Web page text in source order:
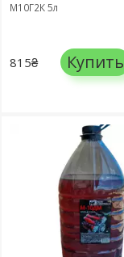
М10Г2К 5л
815₴ Купить